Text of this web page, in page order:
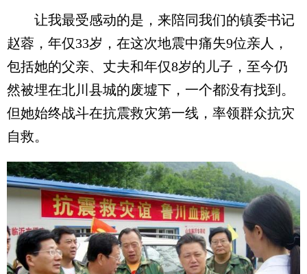
让我最受感动的是，来陪同我们的镇委书记
赵蓉，年仅33岁，在这次地震中痛失9位亲人，
包括她的父亲、丈夫和年仅8岁的儿子，至今仍
然被埋在北川县城的废墟下，一个都没有找到。
但她始终战斗在抗震救灾第一线，率领群众抗灾
自救。